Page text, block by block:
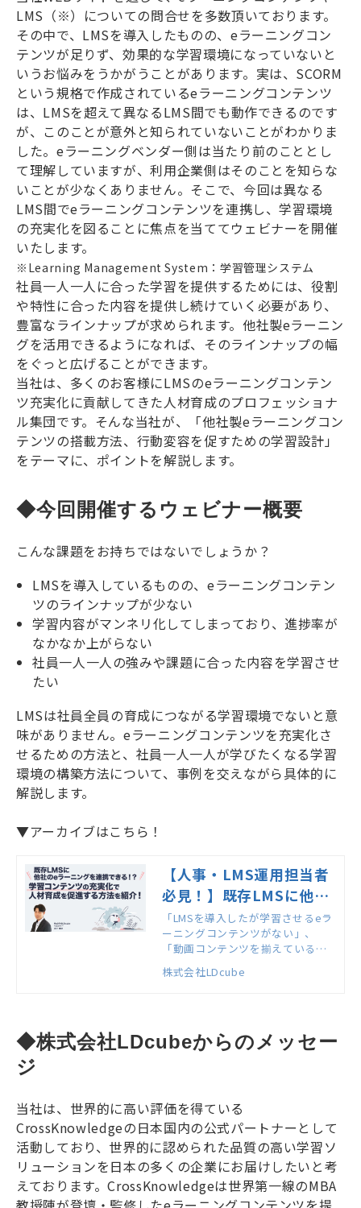
LMS（※）についての問合せを多数頂いております。
その中で、LMSを導入したものの、eラーニングコン
テンツが足りず、効果的な学習環境になっていないと
いうお悩みをうかがうことがあります。実は、SCORM
という規格で作成されているeラーニングコンテンツ
は、LMSを超えて異なるLMS間でも動作できるのです
が、このことが意外と知られていないことがわかりま
した。eラーニングベンダー側は当たり前のこととし
て理解していますが、利用企業側はそのことを知らな
いことが少なくありません。そこで、今回は異なる
LMS間でeラーニングコンテンツを連携し、学習環境
の充実化を図ることに焦点を当ててウェビナーを開催
いたします。
※Learning Management System：学習管理システム
社員一人一人に合った学習を提供するためには、役割
や特性に合った内容を提供し続けていく必要があり、
豊富なラインナップが求められます。他社製eラーニン
グを活用できるようになれば、そのラインナップの幅
をぐっと広げることができます。
当社は、多くのお客様にLMSのeラーニングコンテン
ツ充実化に貢献してきた人材育成のプロフェッショナ
ル集団です。そんな当社が、「他社製eラーニングコン
テンツの搭載方法、行動変容を促すための学習設計」
をテーマに、ポイントを解説します。
◆今回開催するウェビナー概要
こんな課題をお持ちではないでしょうか？
LMSを導入しているものの、eラーニングコンテン
ツのラインナップが少ない
学習内容がマンネリ化してしまっており、進捗率が
なかなか上がらない
社員一人一人の強みや課題に合った内容を学習させ
たい
LMSは社員全員の育成につながる学習環境でないと意
味がありません。eラーニングコンテンツを充実化さ
せるための方法と、社員一人一人が学びたくなる学習
環境の構築方法について、事例を交えながら具体的に
解説します。
▼アーカイブはこちら！
【人事・LMS運用担当者
必見！】既存LMSに他社
のeラーニングを連携でき
る！？～学習コンテンツ
の充実化で人材育成を促
進する方法を紹介！～｜
「LMSを導入したが学習させるeラ
ーニングコンテンツがない」、
「動画コンテンツを揃えているが
なかなか受講率が上がらない」そ
んなお悩みはありませんか？実
った学習を提供するためには、役
割や特性に合った内容を提供し続
ングコンテンツ充実化に貢献して
きた人材育成のプロフェッショナ
ル集団です。そんなLDcubeが、
「他社製eラーニングコンテンツの
搭載方法、行動変容を促すための
学習設計」をテーマに、ポイント
を解説します！
株式会社LDcube
◆株式会社LDcubeからのメッセー
ジ
当社は、世界的に高い評価を得ている
CrossKnowledgeの日本国内の公式パートナーとして
活動しており、世界的に認められた品質の高い学習ソ
リューションを日本の多くの企業にお届けしたいと考
えております。CrossKnowledgeは世界第一線のMBA